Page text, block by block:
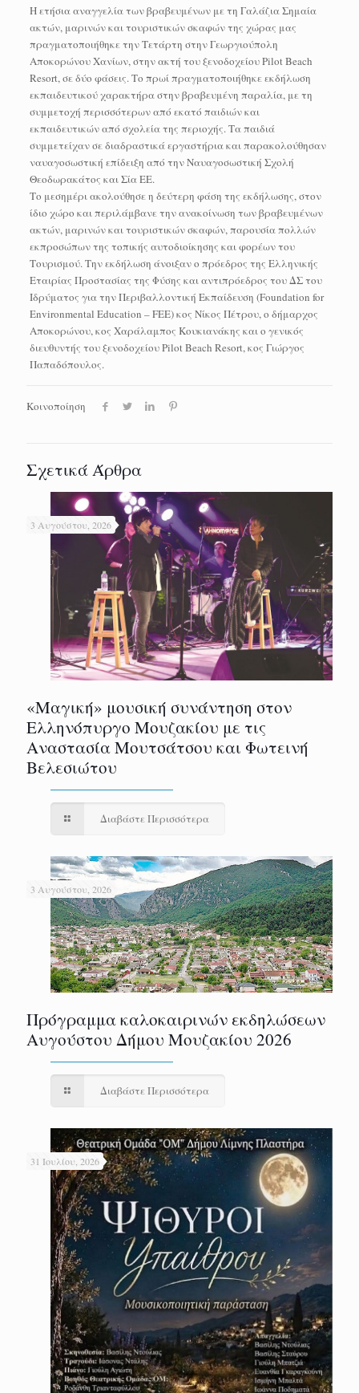
Η ετήσια αναγγελία των βραβευμένων με τη Γαλάζια Σημαία
ακτών, μαρινών και τουριστικών σκαφών της χώρας μας
πραγματοποιήθηκε την Τετάρτη στην Γεωργιούπολη
Αποκορώνου Χανίων, στην ακτή του ξενοδοχείου Pilot Beach
Resort, σε δύο φάσεις. Το πρωί πραγματοποιήθηκε εκδήλωση
εκπαιδευτικού χαρακτήρα στην βραβευμένη παραλία, με τη
συμμετοχή περισσότερων από εκατό παιδιών και
εκπαιδευτικών από σχολεία της περιοχής. Τα παιδιά
συμμετείχαν σε διαδραστικά εργαστήρια και παρακολούθησαν
ναυαγοσωστική επίδειξη από την Ναυαγοσωστική Σχολή
Θεοδωρακάτος και Σία ΕΕ.
Το μεσημέρι ακολούθησε η δεύτερη φάση της εκδήλωσης, στον
ίδιο χώρο και περιλάμβανε την ανακοίνωση των βραβευμένων
ακτών, μαρινών και τουριστικών σκαφών, παρουσία πολλών
εκπροσώπων της τοπικής αυτοδιοίκησης και φορέων του
Τουρισμού. Την εκδήλωση άνοιξαν ο πρόεδρος της Ελληνικής
Εταιρίας Προστασίας της Φύσης και αντιπρόεδρος του ΔΣ του
Ιδρύματος για την Περιβαλλοντική Εκπαίδευση (Foundation for
Environmental Education – FEE) κος Νίκος Πέτρου, ο δήμαρχος
Αποκορώνου, κος Χαράλαμπος Κουκιανάκης και ο γενικός
διευθυντής του ξενοδοχείου Pilot Beach Resort, κος Γιώργος
Παπαδόπουλος.
Κοινοποίηση
Σχετικά Άρθρα
3 Αυγούστου, 2026
«Μαγική» μουσική συνάντηση στον
Ελληνόπυργο Μουζακίου με τις
Αναστασία Μουτσάτσου και Φωτεινή
Βελεσιώτου
Διαβάστε Περισσότερα
3 Αυγούστου, 2026
Πρόγραμμα καλοκαιρινών εκδηλώσεων
Αυγούστου Δήμου Μουζακίου 2026
Διαβάστε Περισσότερα
31 Ιουλίου, 2026